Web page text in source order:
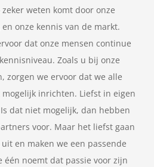
weten komt door onze
onze kennis van de markt.
dat onze mensen continue
Zoals u bij onze
zorgen we ervoor dat we alle
inrichten. Liefst in eigen
dat niet mogelijk, dan hebben
voor. Maar het liefst gaan
en maken we een passende
één noemt dat passie voor zijn